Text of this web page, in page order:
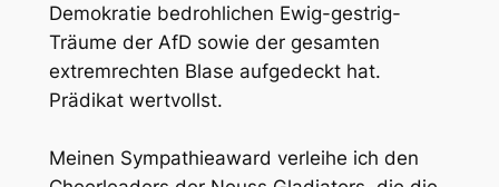
Demokratie bedrohlichen Ewig-gestrig-
Träume der AfD sowie der gesamten
extremrechten Blase aufgedeckt hat.
Prädikat wertvollst.
Meinen Sympathieaward verleihe ich den